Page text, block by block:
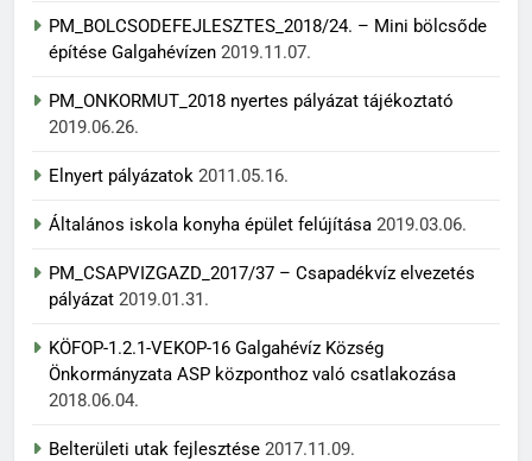
PM_BOLCSODEFEJLESZTES_2018/24. – Mini bölcsőde
építése Galgahévízen 2019.11.07.
PM_ONKORMUT_2018 nyertes pályázat tájékoztató
2019.06.26.
Elnyert pályázatok 2011.05.16.
Általános iskola konyha épület felújítása 2019.03.06.
PM_CSAPVIZGAZD_2017/37 – Csapadékvíz elvezetés
pályázat 2019.01.31.
KÖFOP-1.2.1-VEKOP-16 Galgahévíz Község
Önkormányzata ASP központhoz való csatlakozása
2018.06.04.
Belterületi utak fejlesztése 2017.11.09.